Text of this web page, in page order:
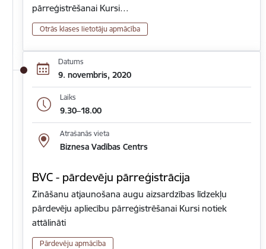
pārreģistrēšanai Kursi…
Otrās klases lietotāju apmācība
Datums
9. novembris, 2020
Laiks
9.30–18.00
Atrašanās vieta
Biznesa Vadības Centrs
BVC - pārdevēju pārreģistrācija
Zināšanu atjaunošana augu aizsardzības līdzekļu
pārdevēju apliecību pārreģistrēšanai Kursi notiek
attālināti
Pārdevēju apmācība